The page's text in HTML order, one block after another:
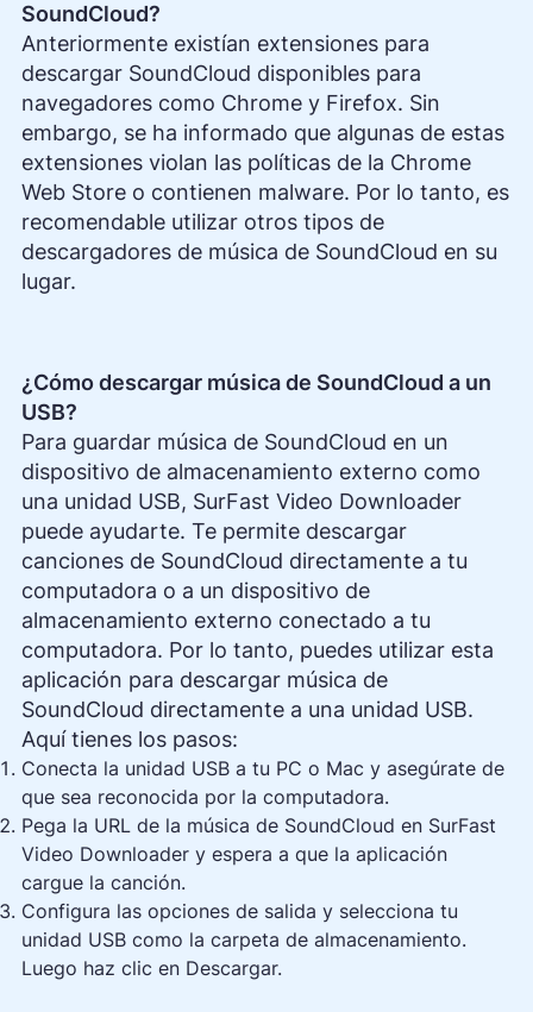
SoundCloud?
Anteriormente existían extensiones para
descargar SoundCloud disponibles para
navegadores como Chrome y Firefox. Sin
embargo, se ha informado que algunas de estas
extensiones violan las políticas de la Chrome
Web Store o contienen malware. Por lo tanto, es
recomendable utilizar otros tipos de
descargadores de música de SoundCloud en su
lugar.
¿Cómo descargar música de SoundCloud a un
USB?
Para guardar música de SoundCloud en un
dispositivo de almacenamiento externo como
una unidad USB, SurFast Video Downloader
puede ayudarte. Te permite descargar
canciones de SoundCloud directamente a tu
computadora o a un dispositivo de
almacenamiento externo conectado a tu
computadora. Por lo tanto, puedes utilizar esta
aplicación para descargar música de
SoundCloud directamente a una unidad USB.
Aquí tienes los pasos:
Conecta la unidad USB a tu PC o Mac y asegúrate de
que sea reconocida por la computadora.
Pega la URL de la música de SoundCloud en SurFast
Video Downloader y espera a que la aplicación
cargue la canción.
Configura las opciones de salida y selecciona tu
unidad USB como la carpeta de almacenamiento.
Luego haz clic en Descargar.